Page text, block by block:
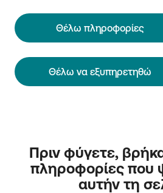
Θέλω πληροφορίες
Θέλω να εξυπηρετηθώ
Πριν φύγετε,
πληροφορίες που
αυτήν τη